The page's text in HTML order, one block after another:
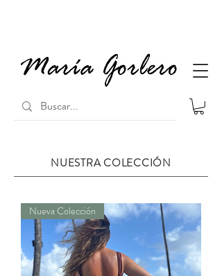
NUESTRA COLECCIÓN
Nueva Colección